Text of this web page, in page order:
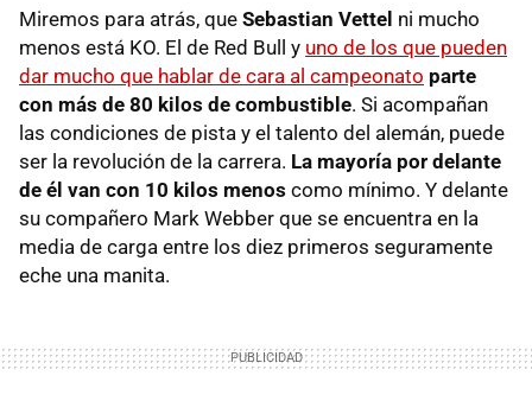
Miremos para atrás, que Sebastian Vettel ni mucho
menos está KO. El de Red Bull y uno de los que pueden
dar mucho que hablar de cara al campeonato parte
con más de 80 kilos de combustible. Si acompañan
las condiciones de pista y el talento del alemán, puede
ser la revolución de la carrera. La mayoría por delante
de él van con 10 kilos menos como mínimo. Y delante
su compañero Mark Webber que se encuentra en la
media de carga entre los diez primeros seguramente
eche una manita.